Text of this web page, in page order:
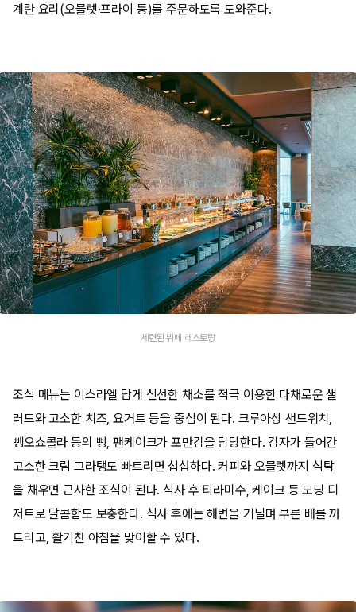
계란 요리(오믈렛·프라이 등)를 주문하도록 도와준다.​
세련된 뷔페 레스토랑
조식 메뉴는 이스라엘 답게 신선한 채소를 적극 이용한 다채로운 샐
러드와 고소한 치즈, 요거트 등을 중심이 된다. 크루아상 샌드위치,
뺑오쇼콜라 등의 빵, 팬케이크가 포만감을 담당한다. 감자가 들어간
고소한 크림 그라탱도 빠트리면 섭섭하다. 커피와 오믈렛까지 식탁
을 채우면 근사한 조식이 된다. 식사 후 티라미수, 케이크 등 모닝 디
저트로 달콤함도 보충한다. 식사 후에는 해변을 거닐며 부른 배를 꺼
트리고, 활기찬 아침을 ​맞이할 수 있다.